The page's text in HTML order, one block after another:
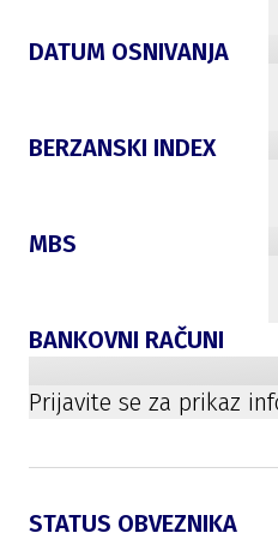
DATUM OSNIVANJA
BERZANSKI INDEX
MBS
BANKOVNI RAČUNI
Prijavite se za prikaz
STATUS OBVEZNIKA